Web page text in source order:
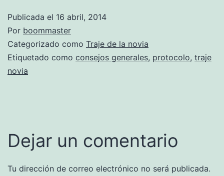
Publicada el 16 abril, 2014
Por boommaster
Categorizado como Traje de la novia
Etiquetado como consejos generales, protocolo, traje
novia
Dejar un comentario
Tu dirección de correo electrónico no será publicada.